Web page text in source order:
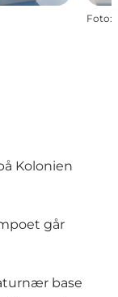
Foto:
Kolonien
går
base